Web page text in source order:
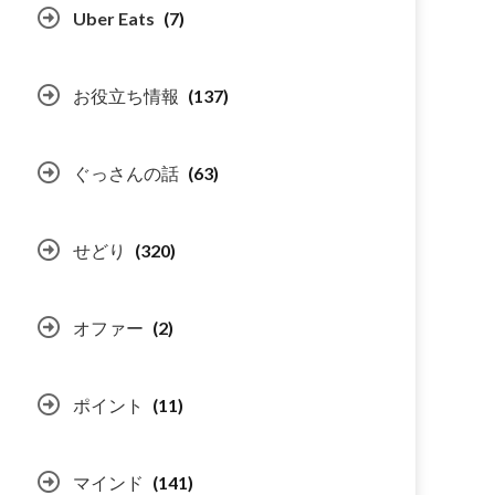
Uber Eats (7)
お役立ち情報 (137)
ぐっさんの話 (63)
せどり (320)
オファー (2)
ポイント (11)
マインド (141)